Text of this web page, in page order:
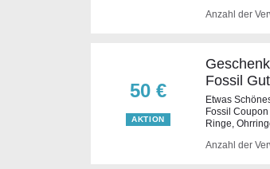
Anzahl der
50 €
AKTION
Fossil
Etwas
Fossil
Ringe,
Anzahl der